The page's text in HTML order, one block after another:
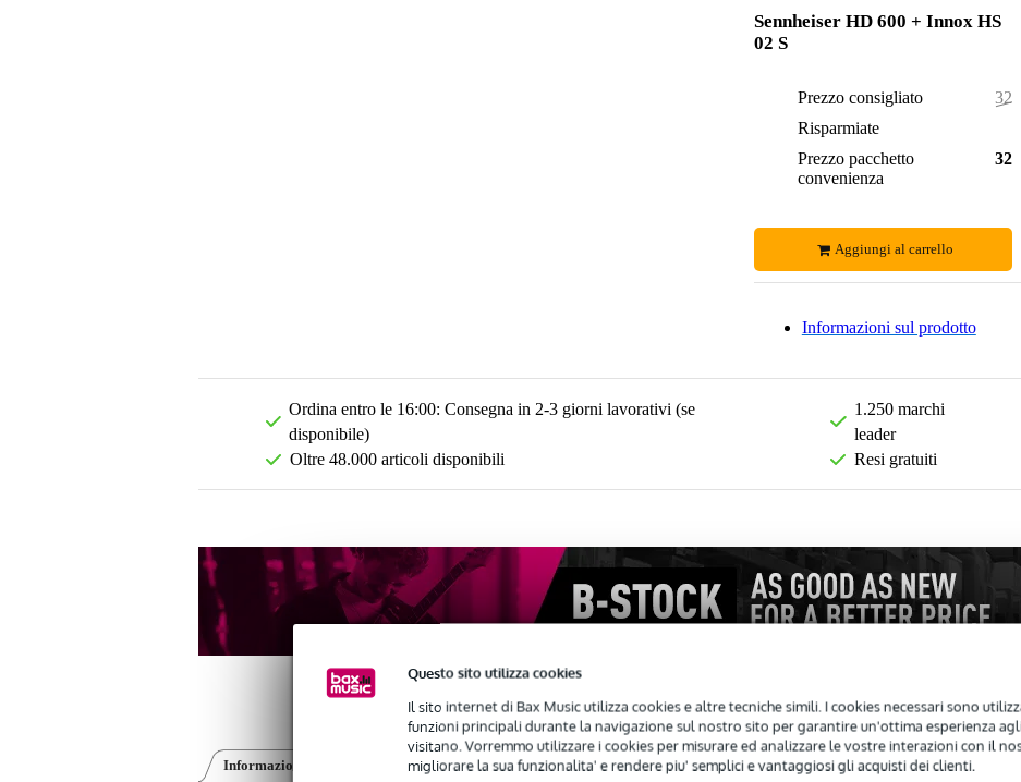
Questo sito utilizza cookies
Il sito internet di Bax Music utilizza cookies e altre tecniche simili. I cookies necessari sono
funzioni principali durante la navigazione sul nostro sito per garantire un'ottima esperienza
visitano. Vorremmo utilizzare i cookies per misurare ed analizzare le vostre interazioni con il
migliorare la sua funzionalita' e rendere piu' semplici e vantaggiosi gli acquisti dei clienti.
Sennheiser HD 600 + Innox HS
02 S
Prezzo consigliato
Risparmiate
Prezzo pacchetto
convenienza
Aggiungi al carrello
Informazioni sul prodotto
Ordina entro le 16:00: Consegna in 2-3 giorni lavorativi (se
disponibile)
Oltre 48.000 articoli disponibili
1.250 marchi
leader
Resi gratuiti
Informazioni sul prodotto Video (1) Recensioni(33) Download (2)